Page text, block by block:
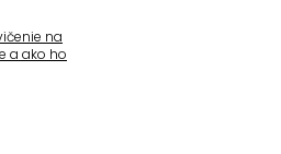
na
a ako ho